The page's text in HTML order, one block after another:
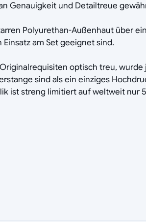
Genauigkeit und Detailtreue
Polyurethan-Außenhaut über
am Set geeignet sind.
optisch treu,
sind als ein einziges
ist streng limitiert auf weltweit nur